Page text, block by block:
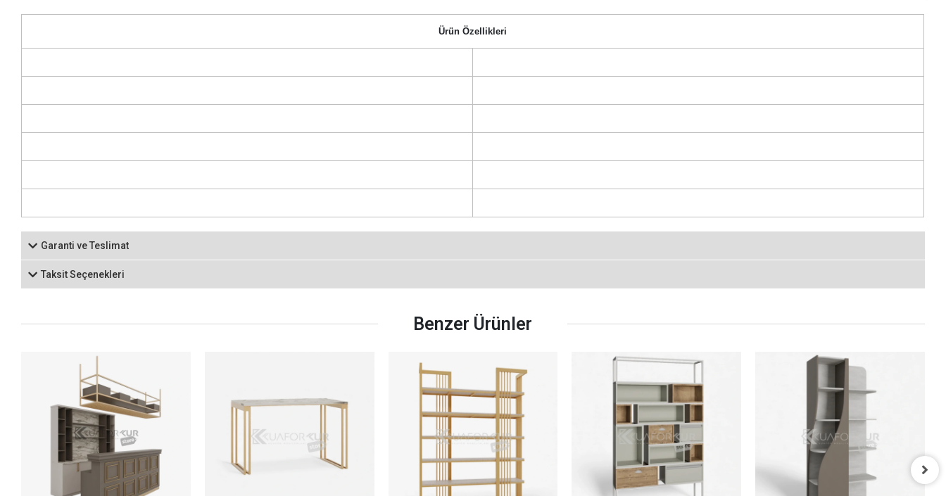
Ürün Özellikleri
Garanti ve Teslimat
Taksit Seçenekleri
Benzer Ürünler